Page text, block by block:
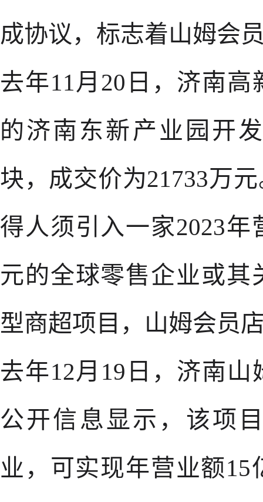
成协议，标志着山姆会
去年11月20日，济南
的济南东新产业园开
块，成交价为21733万
得人须引入一家2023年
元的全球零售企业或其
型商超项目，山姆会员
去年12月19日，济南
公开信息显示，该项
业，可实现年营业额15